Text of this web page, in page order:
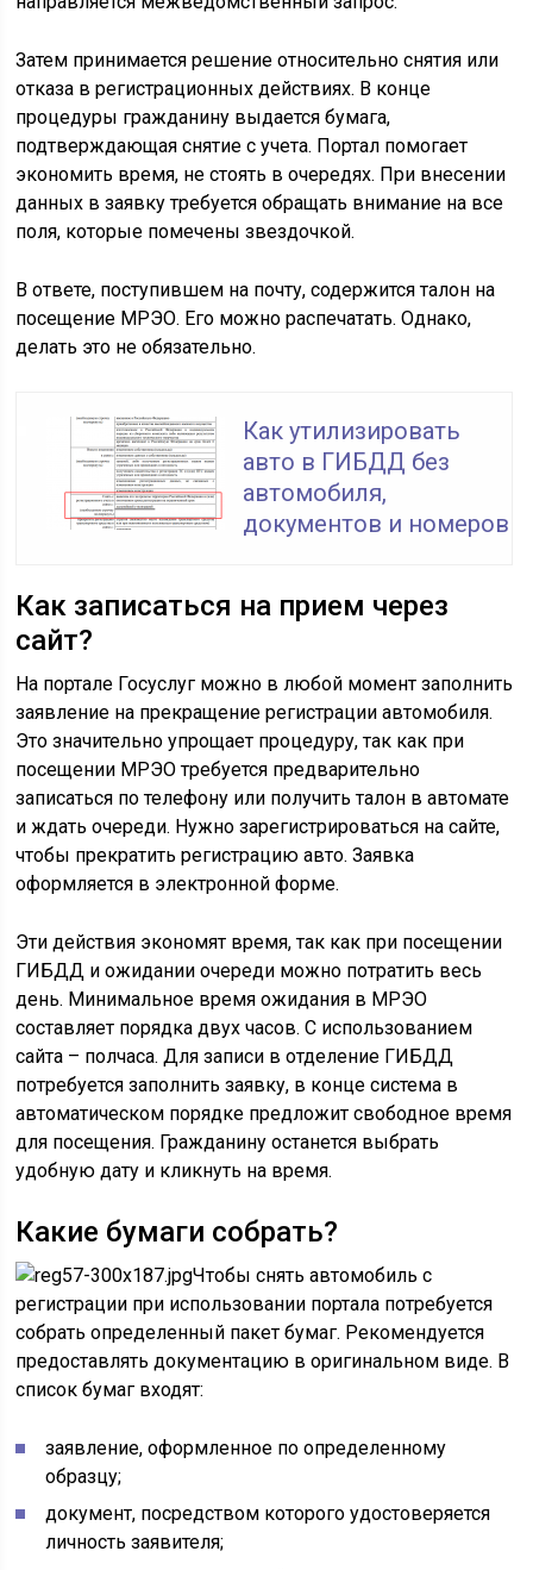
Затем принимается решение относительно снятия или
отказа в регистрационных действиях. В конце
процедуры гражданину выдается бумага,
подтверждающая снятие с учета. Портал помогает
экономить время, не стоять в очередях. При внесении
данных в заявку требуется обращать внимание на все
поля, которые помечены звездочкой.
В ответе, поступившем на почту, содержится талон на
посещение МРЭО. Его можно распечатать. Однако,
делать это не обязательно.
Как утилизировать
авто в ГИБДД без
автомобиля,
документов и номеров
Как записаться на прием через
сайт?
На портале Госуслуг можно в любой момент заполнить
заявление на прекращение регистрации автомобиля.
Это значительно упрощает процедуру, так как при
посещении МРЭО требуется предварительно
записаться по телефону или получить талон в автомате
и ждать очереди. Нужно зарегистрироваться на сайте,
чтобы прекратить регистрацию авто. Заявка
оформляется в электронной форме.
Эти действия экономят время, так как при посещении
ГИБДД и ожидании очереди можно потратить весь
день. Минимальное время ожидания в МРЭО
составляет порядка двух часов. С использованием
сайта – полчаса. Для записи в отделение ГИБДД
потребуется заполнить заявку, в конце система в
автоматическом порядке предложит свободное время
для посещения. Гражданину останется выбрать
удобную дату и кликнуть на время.
Какие бумаги собрать?
Чтобы снять автомобиль с
регистрации при использовании портала потребуется
собрать определенный пакет бумаг. Рекомендуется
предоставлять документацию в оригинальном виде. В
список бумаг входят:
заявление, оформленное по определенному
образцу;
документ, посредством которого удостоверяется
личность заявителя;